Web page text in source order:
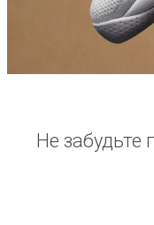
Не забудьте